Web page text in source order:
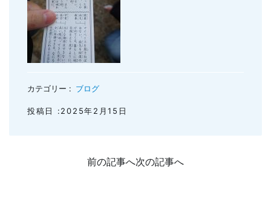
カテゴリー : ブログ
投稿日 :2025年2月15日
前の記事へ次の記事へ